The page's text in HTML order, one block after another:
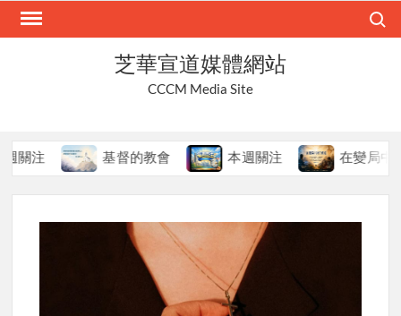
Skip
芝華宣道媒體網站
CCCM Media Site
基督的教會 本週關注 在變局中持守真